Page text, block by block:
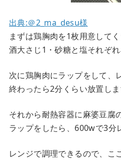
出典:＠2_ma_desu様
まずは鶏胸肉を1枚用意してく
酒大さじ1・砂糖と塩それぞ
次に鶏胸肉にラップをして、
終わったら2分くらい放置しま
それから耐熱容器に麻婆豆腐
ラップをしたら、600wで3分
レンジで調理できるので、こ